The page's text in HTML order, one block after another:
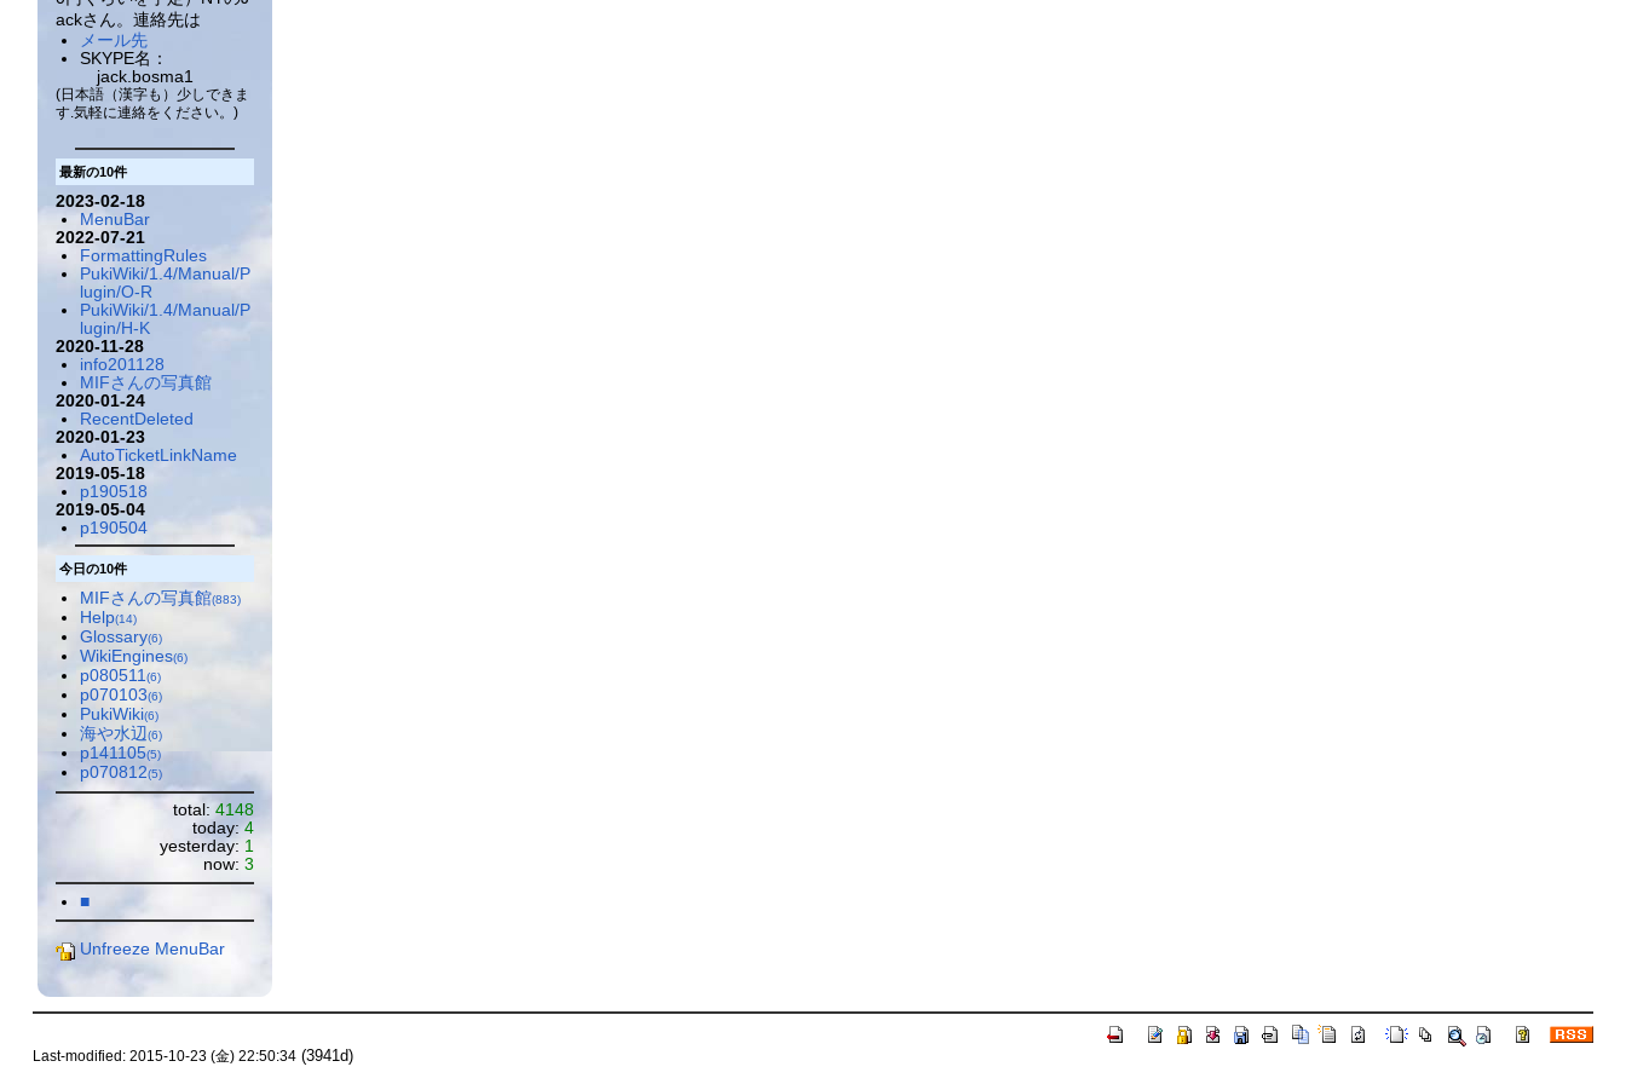
ackさん。連絡先は
メール先
SKYPE名：
jack.bosma1
(日本語（漢字も）少しできま
す.気軽に連絡をください。)
最新の10件
2023-02-18
MenuBar
2022-07-21
FormattingRules
PukiWiki/1.4/Manual/P
lugin/O-R
PukiWiki/1.4/Manual/P
lugin/H-K
2020-11-28
info201128
MIFさんの写真館
2020-01-24
RecentDeleted
2020-01-23
AutoTicketLinkName
2019-05-18
p190518
2019-05-04
p190504
今日の10件
MIFさんの写真館(883)
Help(14)
Glossary(6)
WikiEngines(6)
p080511(6)
p070103(6)
PukiWiki(6)
海や水辺(6)
p141105(5)
p070812(5)
total:4148
today:4
yesterday: 1
now:3
■
Unfreeze MenuBar
Last-modified: 2015-10-23 (金) 22:50:34(3941d)